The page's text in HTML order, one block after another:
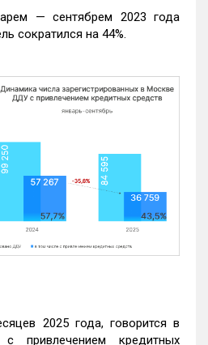
— сентябрем 2023 года
сократился на 44%.
2025 года, говорится в
привлечением кредитных